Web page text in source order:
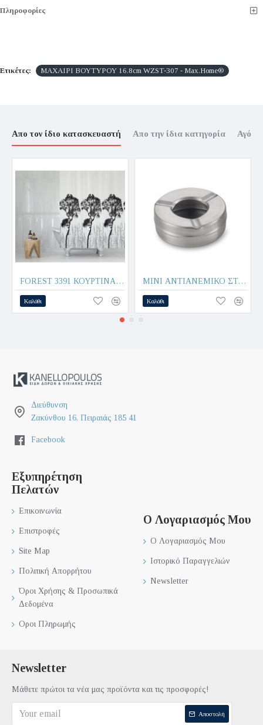
Πληροφορίες
Ετικέτες: ΜΑΧΑΙΡΙ ΒΟΥΤΥΡΟΥ 16.8cm WZST-307 - Max.Home®
Απο τον ίδιο κατασκευαστή Απο την ίδια κατηγορία
FOREST 3391 ΚΟΥΡΤΙΝΑ ΜΠΑΝΙΟΥ 180x200cm 100% POLYESTER - MAX HOME®
Καλάθι
MINI ΑΝΤΙΑΝΕΜΙΚΟ ΣΤΑΧΤΟΔΟΧΕΙΟ Φ9,5cm ΑΝΟΞΕΙΔΩΤΟ 508159 - Max.Home®
Καλάθι
Διεύθυνση
Ζακύνθου 16, Πειραιάς 185 41
Facebook
Εξυπηρέτηση
Πελατών
Επικοινωνία
Επιστροφές
Site Map
Πολιτική Απορρήτου
Όροι Χρήσης & Προσωπικά
Δεδομένα
Οροι Πληρωμής
Ο Λογαριασμός Μου
Ο Λογαριασμός Μου
Ιστορικό Παραγγελιών
Newsletter
Newsletter
Μάθετε πρώτοι τα νέα μας προϊόντα και τις προσφορές!
Αποστολή